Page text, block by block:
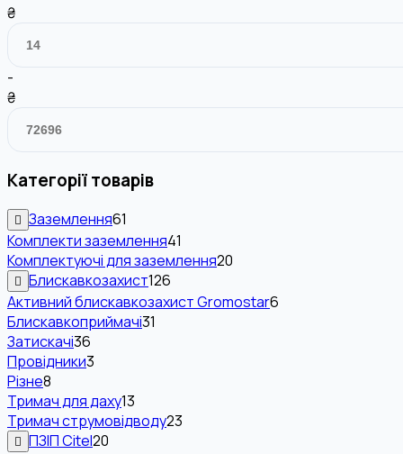
₴
-
₴
Категорії товарів
Заземлення61
Комплекти заземлення41
Комплектуючі для заземлення20
Блискавкозахист126
Активний блискавкозахист Gromostar6
Блискавкоприймачі31
Затискачі36
Провідники3
Різне8
Тримач для даху13
Тримач струмовідводу23
ПЗІП Citel20